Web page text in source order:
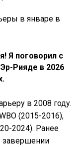
в январе в
Я поговорил с
Рияде в 2026
в 2008 году.
(2015-2016),
2024). Ранее
завершении